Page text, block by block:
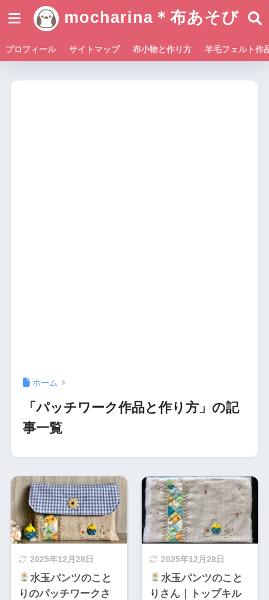
mocharina＊布あそび
プロフィール サイトマップ 布小物と作り方 羊毛フェルト作
ホーム
「パッチワーク作品と作り方」の記
事一覧
2025年12月28日
水玉パンツのこと
りのパッチワークさ
2025年12月28日
水玉パンツのこと
りさん｜トップキル